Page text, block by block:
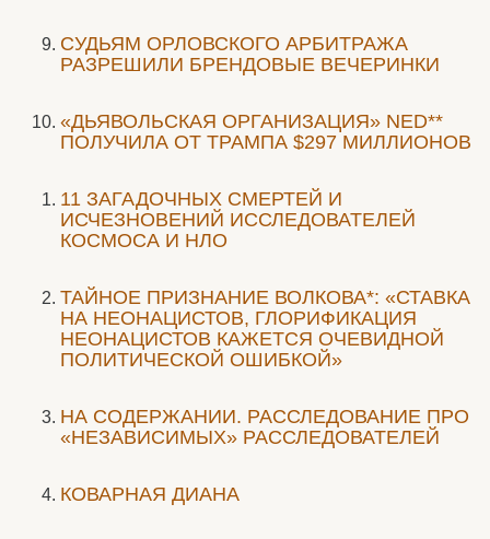
CУДЬЯМ ОРЛОВСКОГО АРБИТРАЖА
РАЗРЕШИЛИ БРЕНДОВЫЕ ВЕЧЕРИНКИ
«ДЬЯВОЛЬСКАЯ ОРГАНИЗАЦИЯ» NED**
ПОЛУЧИЛА ОТ ТРАМПА $297 МИЛЛИОНОВ
11 ЗАГАДОЧНЫХ СМЕРТЕЙ И
ИСЧЕЗНОВЕНИЙ ИССЛЕДОВАТЕЛЕЙ
КОСМОСА И НЛО
ТАЙНОЕ ПРИЗНАНИЕ ВОЛКОВА*: «СТАВКА
НА НЕОНАЦИСТОВ, ГЛОРИФИКАЦИЯ
НЕОНАЦИСТОВ КАЖЕТСЯ ОЧЕВИДНОЙ
ПОЛИТИЧЕСКОЙ ОШИБКОЙ»
НА СОДЕРЖАНИИ. РАССЛЕДОВАНИЕ ПРО
«НЕЗАВИСИМЫХ» РАССЛЕДОВАТЕЛЕЙ
КОВАРНАЯ ДИАНА